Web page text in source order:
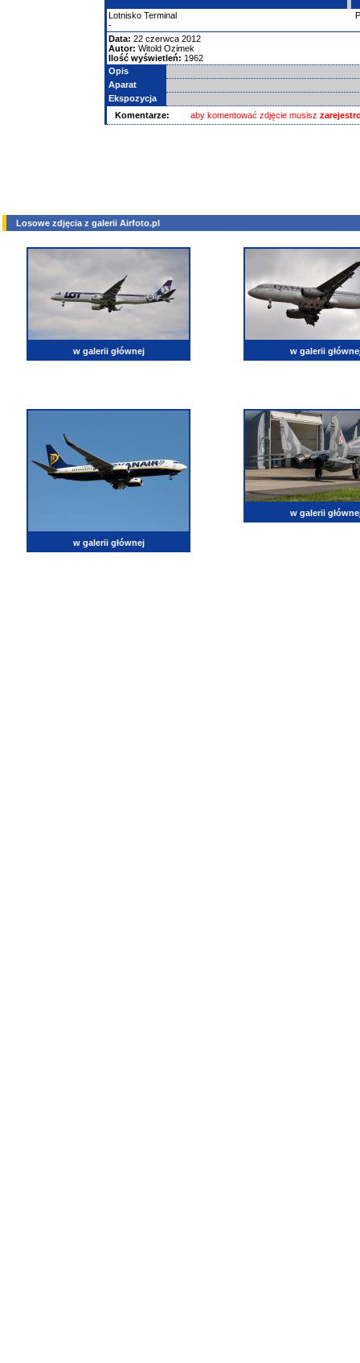
Lotnisko Terminal
-
Data: 22 czerwca 2012
Autor: Witold Ozimek
Ilość wyświetleń: 1962
Opis
Aparat
Ekspozycja
Komentarze:
aby komentować zdjęcie musisz
Losowe zdjęcia z galerii Airfoto.pl
w galerii głównej w galerii
w galerii głównej
w galerii